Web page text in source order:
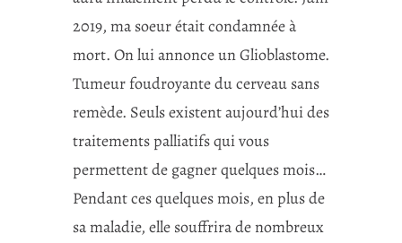
2019, ma soeur était condamnée à
mort. On lui annonce un Glioblastome.
Tumeur foudroyante du cerveau sans
remède. Seuls existent aujourd’hui des
traitements palliatifs qui vous
permettent de gagner quelques mois…
Pendant ces quelques mois, en plus de
sa maladie, elle souffrira de nombreux